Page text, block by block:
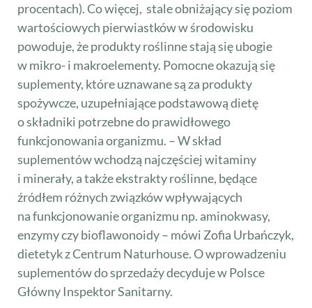
procentach). Co więcej, stale obniżający się poziom
wartościowych pierwiastków w środowisku
powoduje, że produkty roślinne stają się ubogie
w mikro- i makroelementy. Pomocne okazują się
suplementy, które uznawane są za produkty
spożywcze, uzupełniające podstawową dietę
o składniki potrzebne do prawidłowego
funkcjonowania organizmu. – W skład
suplementów wchodzą najczęściej witaminy
i minerały, a także ekstrakty roślinne, będące
źródłem różnych związków wpływających
na funkcjonowanie organizmu np. aminokwasy,
enzymy czy bioflawonoidy – mówi Zofia Urbańczyk,
dietetyk z Centrum Naturhouse. O wprowadzeniu
suplementów do sprzedaży decyduje w Polsce
Główny Inspektor Sanitarny.